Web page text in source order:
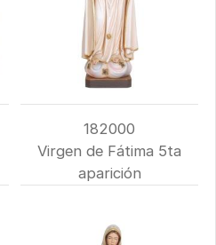
182000
Virgen de Fátima 5ta
aparición